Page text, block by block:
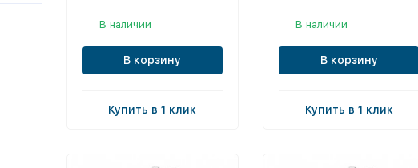
В наличии
В корзину
Купить в 1 клик
В наличии
В корзину
Купить в 1 клик